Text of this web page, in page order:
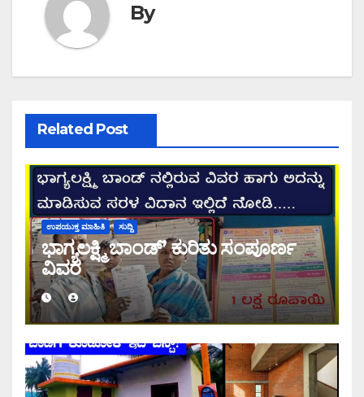
By
Related Post
ಉಪಯುಕ್ತ ಮಾಹಿತಿ ಸುದ್ದಿ
ಭಾಗ್ಯಲಕ್ಷ್ಮಿ ಬಾಂಡ್’ ಕುರಿತು ಸಂಪೂರ್ಣ
ವಿವರ